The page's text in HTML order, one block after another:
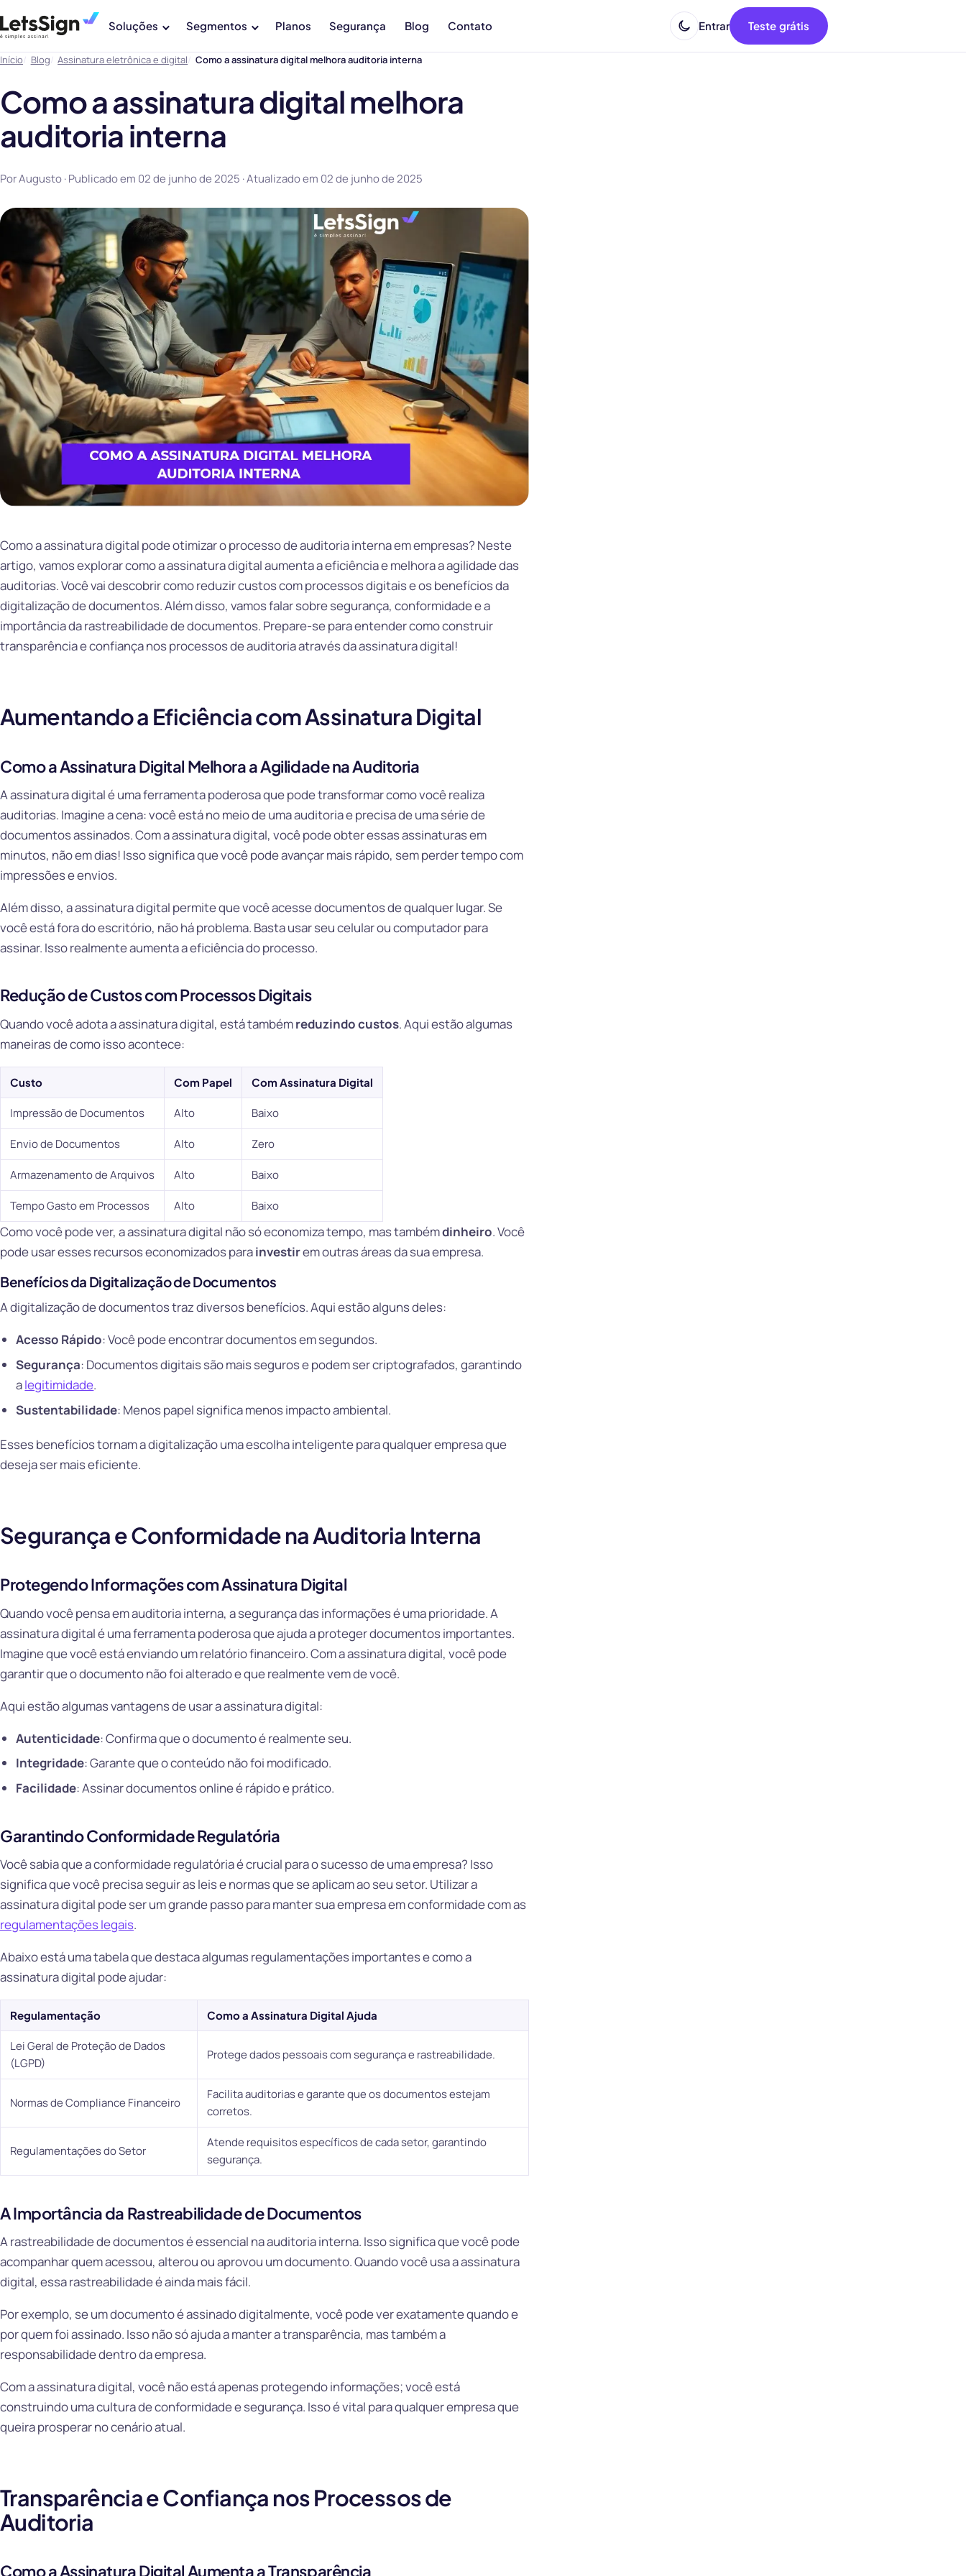
Soluções Segmentos Planos Segurança Blog Contato Entrar Teste grátis
Início Blog Assinatura eletrônica e digital Como a assinatura digital melhora auditoria interna
Como a assinatura digital melhora
auditoria interna
Por Augusto · Publicado em 02 de junho de 2025 · Atualizado em 02 de junho de 2025
Como a assinatura digital pode otimizar o processo de auditoria interna em empresas? Neste
artigo, vamos explorar como a assinatura digital aumenta a eficiência e melhora a agilidade das
auditorias. Você vai descobrir como reduzir custos com processos digitais e os benefícios da
digitalização de documentos. Além disso, vamos falar sobre segurança, conformidade e a
importância da rastreabilidade de documentos. Prepare-se para entender como construir
transparência e confiança nos processos de auditoria através da assinatura digital!
Aumentando a Eficiência com Assinatura Digital
Como a Assinatura Digital Melhora a Agilidade na Auditoria
A assinatura digital é uma ferramenta poderosa que pode transformar como você realiza
auditorias. Imagine a cena: você está no meio de uma auditoria e precisa de uma série de
documentos assinados. Com a assinatura digital, você pode obter essas assinaturas em
minutos, não em dias! Isso significa que você pode avançar mais rápido, sem perder tempo com
impressões e envios.
Além disso, a assinatura digital permite que você acesse documentos de qualquer lugar. Se
você está fora do escritório, não há problema. Basta usar seu celular ou computador para
assinar. Isso realmente aumenta a eficiência do processo.
Redução de Custos com Processos Digitais
Quando você adota a assinatura digital, está tambémreduzindo custos. Aqui estão algumas
maneiras de como isso acontece:
Custo Com Papel Com Assinatura Digital
Impressão de Documentos Alto Baixo
Envio de Documentos Alto Zero
Armazenamento de Arquivos Alto Baixo
Tempo Gasto em Processos Alto Baixo
Como você pode ver, a assinatura digital não só economiza tempo, mas tambémdinheiro. Você
pode usar esses recursos economizados parainvestirem outras áreas da sua empresa.
Benefícios da Digitalização de Documentos
A digitalização de documentos traz diversos benefícios. Aqui estão alguns deles:
Acesso Rápido: Você pode encontrar documentos em segundos.
Segurança: Documentos digitais são mais seguros e podem ser criptografados, garantindo
alegitimidade.
Sustentabilidade: Menos papel significa menos impacto ambiental.
Esses benefícios tornam a digitalização uma escolha inteligente para qualquer empresa que
deseja ser mais eficiente.
Segurança e Conformidade na Auditoria Interna
Protegendo Informações com Assinatura Digital
Quando você pensa em auditoria interna, a segurança das informações é uma prioridade. A
assinatura digital é uma ferramenta poderosa que ajuda a proteger documentos importantes.
Imagine que você está enviando um relatório financeiro. Com a assinatura digital, você pode
garantir que o documento não foi alterado e que realmente vem de você.
Aqui estão algumas vantagens de usar a assinatura digital:
Autenticidade: Confirma que o documento é realmente seu.
Integridade: Garante que o conteúdo não foi modificado.
Facilidade: Assinar documentos online é rápido e prático.
Garantindo Conformidade Regulatória
Você sabia que a conformidade regulatória é crucial para o sucesso de uma empresa? Isso
significa que você precisa seguir as leis e normas que se aplicam ao seu setor. Utilizar a
assinatura digital pode ser um grande passo para manter sua empresa em conformidade com as
regulamentações legais.
Abaixo está uma tabela que destaca algumas regulamentações importantes e como a
assinatura digital pode ajudar:
Regulamentação Como a Assinatura Digital Ajuda
Lei Geral de Proteção de Dados
(LGPD)
Protege dados pessoais com segurança e rastreabilidade.
Normas de Compliance Financeiro
Facilita auditorias e garante que os documentos estejam
corretos.
Regulamentações do Setor
Atende requisitos específicos de cada setor, garantindo
segurança.
A Importância da Rastreabilidade de Documentos
A rastreabilidade de documentos é essencial na auditoria interna. Isso significa que você pode
acompanhar quem acessou, alterou ou aprovou um documento. Quando você usa a assinatura
digital, essa rastreabilidade é ainda mais fácil.
Por exemplo, se um documento é assinado digitalmente, você pode ver exatamente quando e
por quem foi assinado. Isso não só ajuda a manter a transparência, mas também a
responsabilidade dentro da empresa.
Com a assinatura digital, você não está apenas protegendo informações; você está
construindo uma cultura de conformidade e segurança. Isso é vital para qualquer empresa que
queira prosperar no cenário atual.
Transparência e Confiança nos Processos de
Auditoria
Como a Assinatura Digital Aumenta a Transparência